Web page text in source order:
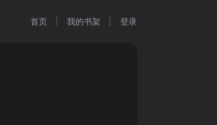
首页 我的书架 登录